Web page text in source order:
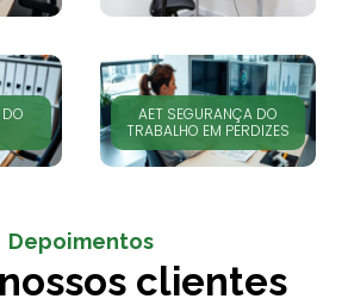
AET SEGURANÇA DO
TRABALHO EM PERDIZES
Depoimentos
clientes